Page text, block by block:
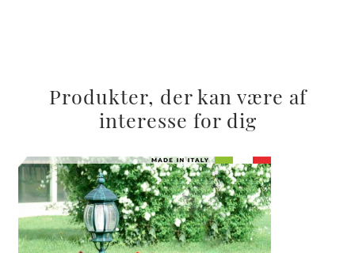
Produkter, der kan være af
interesse for dig